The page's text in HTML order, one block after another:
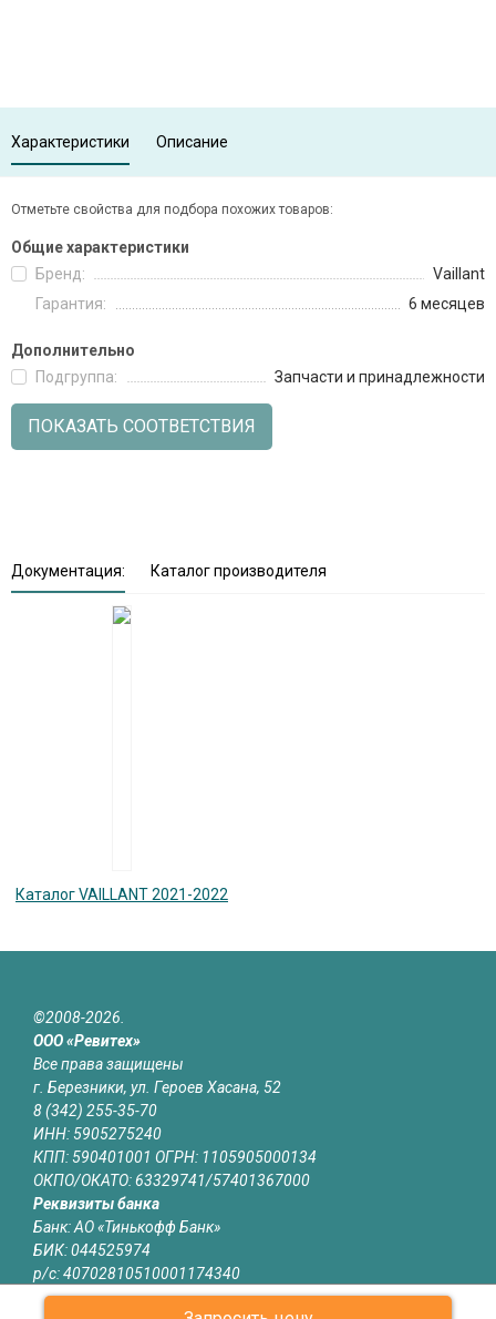
Характеристики Описание
Отметьте свойства для подбора похожих товаров:
Общие характеристики
Бренд:
Vaillant
Гарантия:
6 месяцев
Дополнительно
Подгруппа:
Запчасти и принадлежности
ПОКАЗАТЬ СООТВЕТСТВИЯ
Документация: Каталог производителя
Каталог VAILLANT 2021-2022
©2008-2026.
ООО «Ревитех»
Все права защищены
г. Березники, ул. Героев Хасана, 52
8 (342) 255-35-70
ИНН: 5905275240
КПП: 590401001 ОГРН: 1105905000134
ОКПО/ОКАТО: 63329741/57401367000
Реквизиты банка
Банк: АО «Тинькофф Банк»
БИК: 044525974
р/с: 40702810510001174340
к/с: 30101810145250000974